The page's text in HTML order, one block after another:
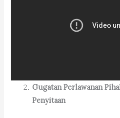
Gugatan Perlawanan
Penyitaan